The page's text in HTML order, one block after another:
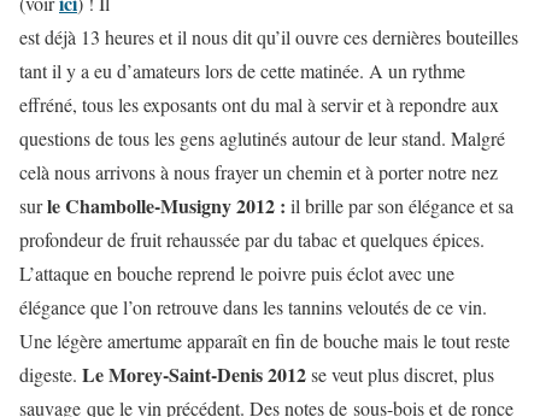
est déjà 13 heures et il nous dit qu’il ouvre ces dernières bouteilles
tant il y a eu d’amateurs lors de cette matinée. A un rythme
effréné, tous les exposants ont du mal à servir et à repondre aux
questions de tous les gens aglutinés autour de leur stand. Malgré
celà nous arrivons à nous frayer un chemin et à porter notre nez
surle Chambolle-Musigny 2012 : il brille par son élégance et sa
profondeur de fruit rehaussée par du tabac et quelques épices.
L’attaque en bouche reprend le poivre puis éclot avec une
élégance que l’on retrouve dans les tannins veloutés de ce vin.
Une légère amertume apparaît en fin de bouche mais le tout reste
digeste. Le Morey-Saint-Denis 2012se veut plus discret, plus
sauvage que le vin précédent. Des notes de sous-bois et de ronce